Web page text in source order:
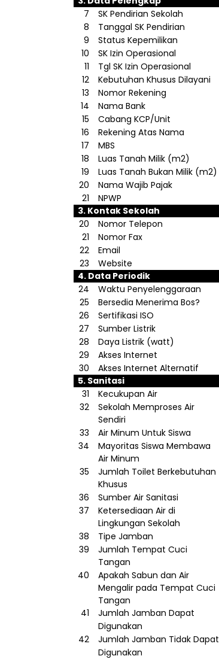
7
SK Pendirian Sekolah
8
Tanggal SK Pendirian
9
Status Kepemilikan
10
SK Izin Operasional
11
Tgl SK Izin Operasional
12
Kebutuhan Khusus Dilayani
13
Nomor Rekening
14
Nama Bank
15
Cabang KCP/Unit
16
Rekening Atas Nama
17
MBS
18
Luas Tanah Milik(m2)
19
Luas Tanah Bukan Milik(m2)
20
Nama Wajib Pajak
21
NPWP
3. Kontak Sekolah
20
Nomor Telepon
21
NomorFax
22
Email
23
Website
4. Data Periodik
24
Waktu Penyelenggaraan
25
Bersedia Menerima Bos?
26
Sertifikasi ISO
27
Sumber Listrik
28
Daya Listrik(watt)
29
Akses Internet
30
Akses Internet Alternatif
5. Sanitasi
31
Kecukupan Air
32
Sekolah Memproses Air
Sendiri
33
Air Minum Untuk Siswa
34
Mayoritas Siswa Membawa
Air Minum
35
Jumlah Toilet Berkebutuhan
Khusus
36
SumberAir Sanitasi
37
Ketersediaan Air di
Lingkungan Sekolah
38
Tipe Jamban
39
Jumlah Tempat Cuci
Tangan
40
Apakah Sabun dan Air
Mengalir pada Tempat Cuci
Tangan
41
Jumlah Jamban Dapat
Digunakan
42
Jumlah Jamban Tidak Dapat
Digunakan